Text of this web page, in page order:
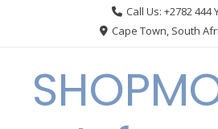
Call Us: +2782 444
Cape Town, South